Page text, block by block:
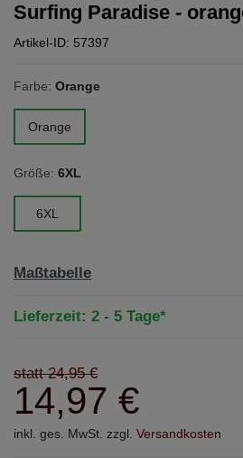
Surfing Paradise -
Artikel-ID: 57397
Farbe: Orange
Orange
Größe: 6XL
6XL
Maßtabelle
Lieferzeit: 2 - 5 Tage*
statt 24,95 €
14,97 €
inkl. ges. MwSt. zzgl. Versandkosten